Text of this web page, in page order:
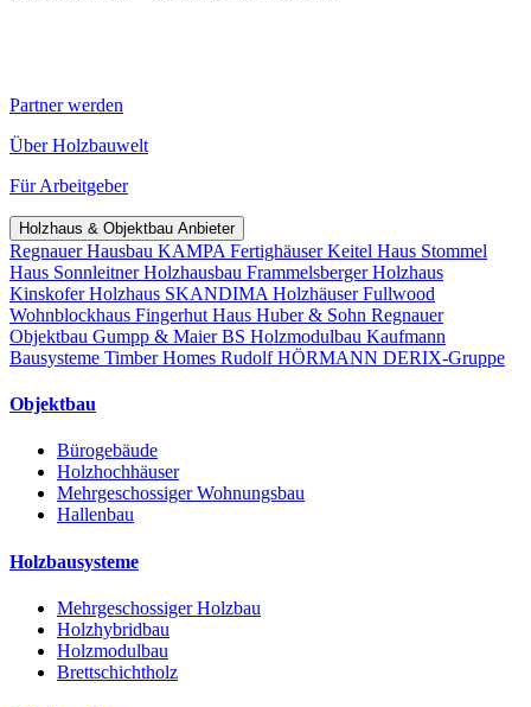
Partner werden
Über Holzbauwelt
Für Arbeitgeber
Holzhaus & Objektbau Anbieter
Regnauer Hausbau KAMPA FertighäuserKeitel Haus Stommel
Haus Sonnleitner Holzhausbau Frammelsberger Holzhaus
Kinskofer Holzhaus SKANDIMA HolzhäuserFullwood
Wohnblockhaus Fingerhut Haus Huber & Sohn Regnauer
Objektbau Gumpp & MaierBS Holzmodulbau Kaufmann
Bausysteme Timber Homes Rudolf HÖRMANN DERIX-Gruppe
Objektbau
Bürogebäude
Holzhochhäuser
Mehrgeschossiger Wohnungsbau
Hallenbau
Holzbausysteme
Mehrgeschossiger Holzbau
Holzhybridbau
Holzmodulbau
Brettschichtholz